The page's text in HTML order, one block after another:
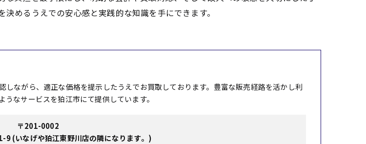
めるうえでの安心感と実践的な知識を手にできます。
しながら、適正な価格を提示したうえでお買取しております。豊富な販売経路を活かし利
なサービスを狛江市にて提供しています。
〒201-0002
9 (いなげや狛江東野川店の隣になります。)